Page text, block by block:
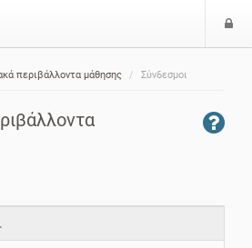
περιβάλλοντα μάθησης Σύνδεσμοι